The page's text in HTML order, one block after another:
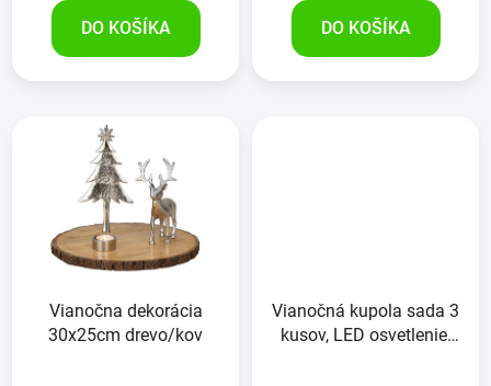
DO KOŠÍKA DO KOŠÍKA
Vianočna dekorácia
30x25cm drevo/kov
Vianočná kupola sada 3
kusov, LED osvetlenie,